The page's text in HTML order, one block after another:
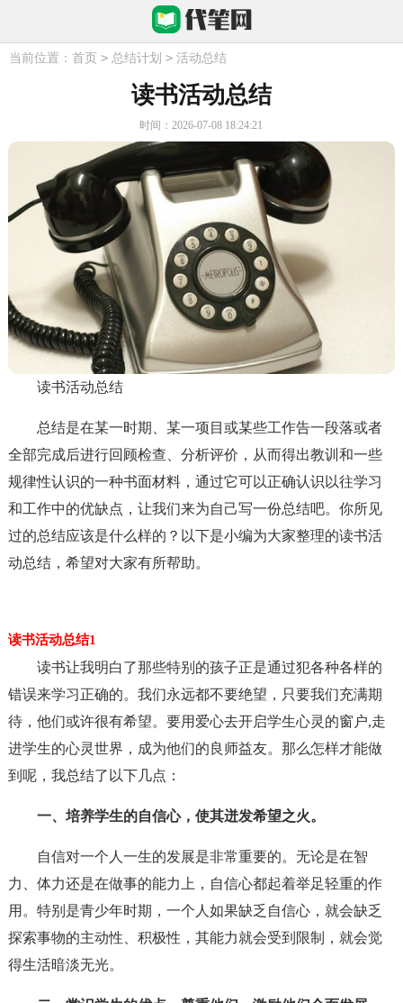
当前位置： 首页 > 总结计划 > 活动总结
读书活动总结
时间：2026-07-08 18:24:21
读书活动总结
总结是在某一时期、某一项目或某些工作告一段落或者
全部完成后进行回顾检查、分析评价，从而得出教训和一些
规律性认识的一种书面材料，通过它可以正确认识以往学习
和工作中的优缺点，让我们来为自己写一份总结吧。你所见
过的总结应该是什么样的？以下是小编为大家整理的读书活
动总结，希望对大家有所帮助。
读书活动总结1
读书让我明白了那些特别的孩子正是通过犯各种各样的
错误来学习正确的。我们永远都不要绝望，只要我们充满期
待，他们或许很有希望。要用爱心去开启学生心灵的窗户,走
进学生的心灵世界，成为他们的良师益友。那么怎样才能做
到呢，我总结了以下几点：
一、培养学生的自信心，使其迸发希望之火。
自信对一个人一生的发展是非常重要的。无论是在智
力、体力还是在做事的能力上，自信心都起着举足轻重的作
用。特别是青少年时期，一个人如果缺乏自信心，就会缺乏
探索事物的主动性、积极性，其能力就会受到限制，就会觉
得生活暗淡无光。